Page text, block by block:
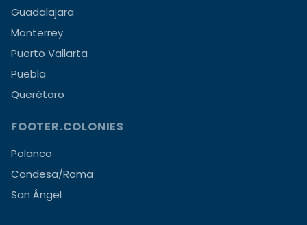
Guadalajara
Monterrey
Puerto Vallarta
Puebla
Querétaro
FOOTER.COLONIES
Polanco
Condesa/Roma
San Ángel